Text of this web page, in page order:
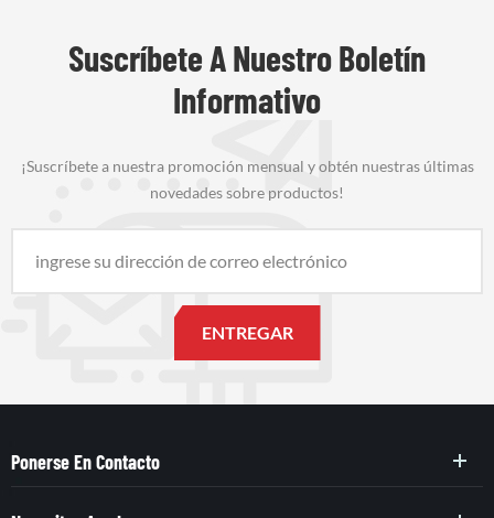
Suscríbete A Nuestro Boletín
Informativo
¡Suscríbete a nuestra promoción mensual y obtén nuestras últimas
novedades sobre productos!
Ponerse En Contacto